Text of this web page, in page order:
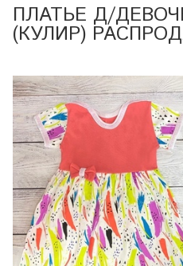
ПЛАТЬЕ Д/
(КУЛИР)